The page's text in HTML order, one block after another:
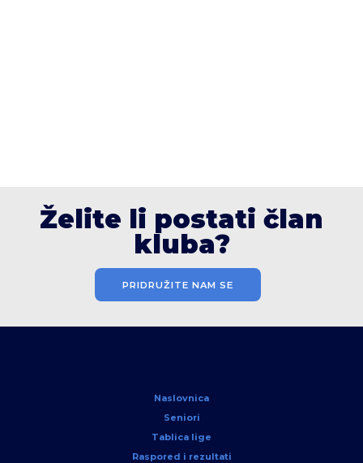
Želite li postati član
kluba?
PRIDRUŽITE NAM SE
Naslovnica
Seniori
Tablica lige
Raspored i rezultati